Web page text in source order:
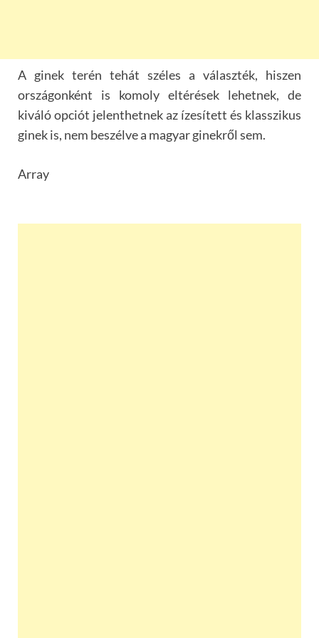
A ginek terén tehát széles a választék, hiszen
országonként is komoly eltérések lehetnek, de
kiváló opciót jelenthetnek az ízesített és klasszikus
ginek is, nem beszélve a magyar ginekről sem.
Array